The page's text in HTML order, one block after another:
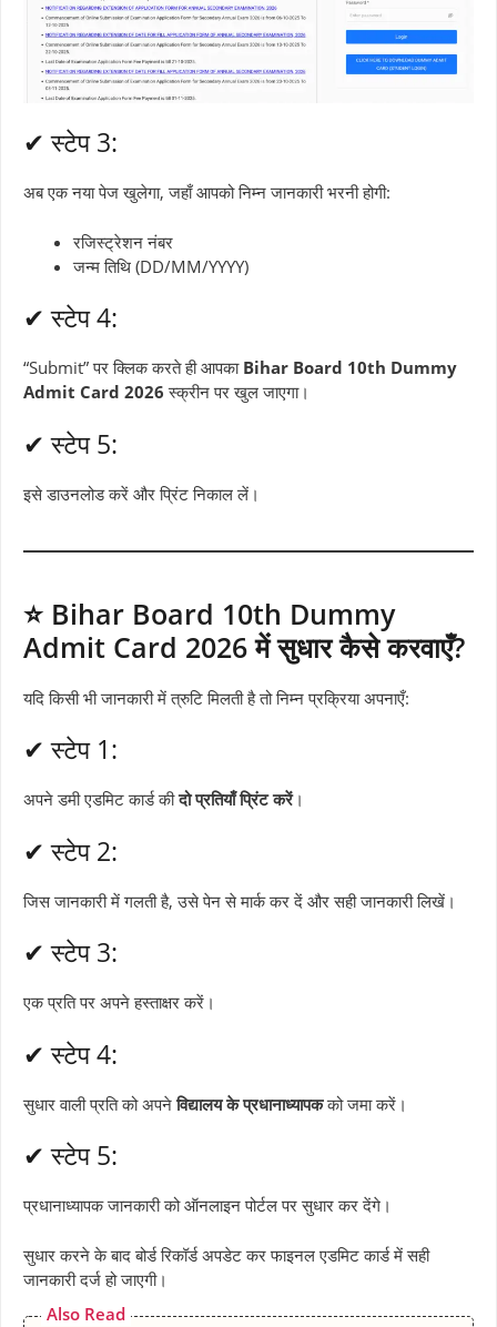
✔ स्टेप 3:
अब एक नया पेज खुलेगा, जहाँ आपको निम्न जानकारी भरनी होगी:
रजिस्ट्रेशन नंबर
जन्म तिथि (DD/MM/YYYY)
✔ स्टेप 4:
“Submit” पर क्लिक करते ही आपका Bihar Board 10th Dummy
Admit Card 2026 स्क्रीन पर खुल जाएगा।
✔ स्टेप 5:
इसे डाउनलोड करें और प्रिंट निकाल लें।
⭐ Bihar Board 10th Dummy
Admit Card 2026 में सुधार कैसे करवाएँ?
यदि किसी भी जानकारी में त्रुटि मिलती है तो निम्न प्रक्रिया अपनाएँ:
✔ स्टेप 1:
अपने डमी एडमिट कार्ड कीदो प्रतियाँ प्रिंट करें।
✔ स्टेप 2:
जिस जानकारी में गलती है, उसे पेन से मार्क कर दें और सही जानकारी लिखें।
✔ स्टेप 3:
एक प्रति पर अपने हस्ताक्षर करें।
✔ स्टेप 4:
सुधार वाली प्रति को अपनेविद्यालय के प्रधानाध्यापकको जमा करें।
✔ स्टेप 5:
प्रधानाध्यापक जानकारी को ऑनलाइन पोर्टल पर सुधार कर देंगे।
सुधार करने के बाद बोर्ड रिकॉर्ड अपडेट कर फाइनल एडमिट कार्ड में सही
जानकारी दर्ज हो जाएगी।
Also Read